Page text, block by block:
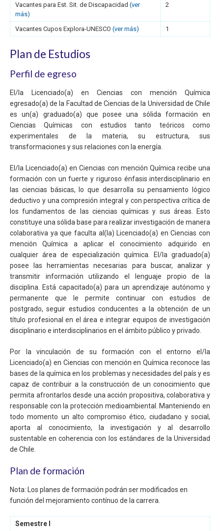
Vacantes para Est. Sit. de Discapacidad (ver
más)
2
Vacantes Cupos Explora-UNESCO (ver más) 1
Plan de Estudios
Perfil de egreso
El/la Licenciado(a) en Ciencias con mención Química
egresado(a) de la Facultad de Ciencias de la Universidad de Chile
es un(a) graduado(a) que posee una sólida formación en
Ciencias Químicas con estudios tanto teóricos como
experimentales de la materia, su estructura, sus
transformaciones y sus relaciones con la energía.
El/la Licenciado(a) en Ciencias con mención Química recibe una
formación con un fuerte y riguroso énfasis interdisciplinario en
las ciencias básicas, lo que desarrolla su pensamiento lógico
deductivo y una compresión integral y con perspectiva crítica de
los fundamentos de las ciencias químicas y sus áreas. Esto
constituye una sólida base para realizar investigación de manera
colaborativa ya que faculta al(la) Licenciado(a) en Ciencias con
mención Química a aplicar el conocimiento adquirido en
cualquier área de especialización química. El/la graduado(a)
posee las herramientas necesarias para buscar, analizar y
transmitir información utilizando el lenguaje propio de la
disciplina. Está capacitado(a) para un aprendizaje autónomo y
permanente que le permite continuar con estudios de
postgrado, seguir estudios conducentes a la obtención de un
título profesional en el área e integrar equipos de investigación
disciplinario e interdisciplinarios en el ámbito público y privado.
Por la vinculación de su formación con el entorno el/la
Licenciado(a) en Ciencias con mención en Química reconoce las
bases de la química en los problemas y necesidades del país y es
capaz de contribuir a la construcción de un conocimiento que
permita afrontarlos desde una acción propositiva, colaborativa y
responsable con la protección medioambiental. Manteniendo en
todo momento un alto compromiso ético, ciudadano y social,
aporta al conocimiento, la investigación y al desarrollo
sustentable en coherencia con los estándares de la Universidad
de Chile.
Plan de formación
Nota: Los planes de formación podrán ser modificados en
función del mejoramiento contínuo de la carrera.
Semestre I